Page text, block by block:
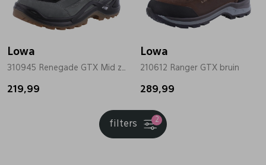
Lowa
219,99
Lowa
210612 Ranger GTX bruin
289,99
2
filters